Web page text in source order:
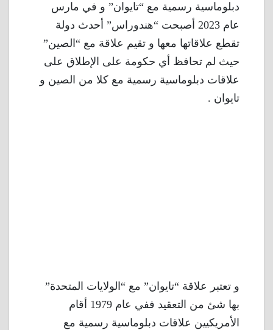
دبلوماسية رسمية مع “تايوان” و في مارس
عام 2023 أصبحت “هندوراس” أحدث دولة
تقطع علاقاتها معها و تقيم علاقة مع “الصين”
حيث لم تحافظ أي حكومة على الإطلاق على
علاقات دبلوماسية رسمية مع كلا من الصين و
تايوان .
و تعتبر علاقة “تايوان” مع “الولايات المتحدة”
بها شئ من التعقيد ففي عام 1979 أقام
الأمريكيين علاقات دبلوماسية رسمية مع